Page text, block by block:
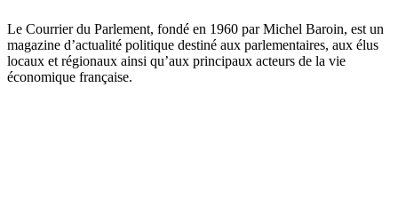
Le Courrier du Parlement, fondé en 1960 par Michel Baroin, est un
magazine d’actualité politique destiné aux parlementaires, aux élus
locaux et régionaux ainsi qu’aux principaux acteurs de la vie
économique française.